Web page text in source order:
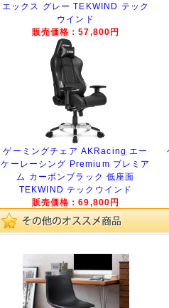
エックス グレー TEKWIND テック
ウインド
販売価格：57,800円
ゲーミングチェア AKRacing エー
ケーレーシング Premium プレミア
ム カーボンブラック 低座面
TEKWIND テックウインド
販売価格：69,800円